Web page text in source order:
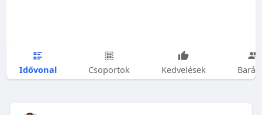
Idővonal Csoportok Kedvelések